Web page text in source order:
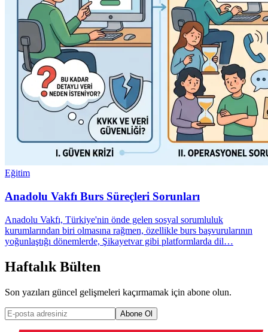
Eğitim
Anadolu Vakfı Burs Süreçleri Sorunları
Anadolu Vakfı, Türkiye'nin önde gelen sosyal sorumluluk
kurumlarından biri olmasına rağmen, özellikle burs başvurularının
yoğunlaştığı dönemlerde, Şikayetvar gibi platformlarda dil…
Haftalık Bülten
Son yazıları güncel gelişmeleri kaçırmamak için abone olun.
Abone Ol